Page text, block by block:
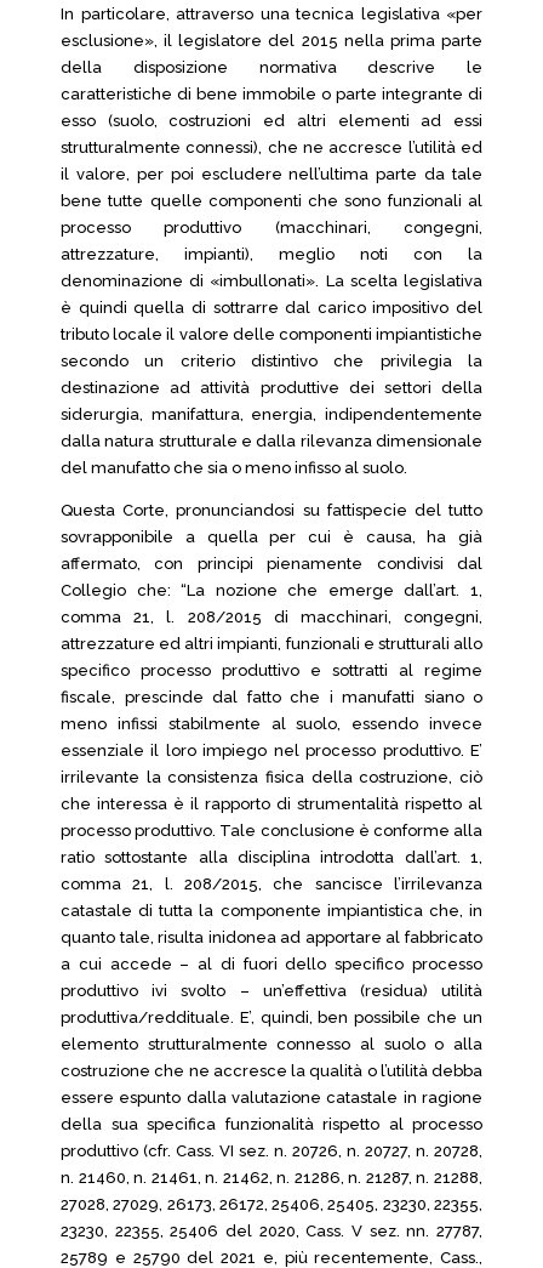
In particolare, attraverso una tecnica legislativa «per
esclusione», il legislatore del 2015 nella prima parte
della disposizione normativa descrive le
caratteristiche di bene immobile o parte integrante di
esso (suolo, costruzioni ed altri elementi ad essi
strutturalmente connessi), che ne accresce l’utilità ed
il valore, per poi escludere nell’ultima parte da tale
bene tutte quelle componenti che sono funzionali al
processo produttivo (macchinari, congegni,
attrezzature, impianti), meglio noti con la
denominazione di «imbullonati». La scelta legislativa
è quindi quella di sottrarre dal carico impositivo del
tributo locale il valore delle componenti impiantistiche
secondo un criterio distintivo che privilegia la
destinazione ad attività produttive dei settori della
siderurgia, manifattura, energia, indipendentemente
dalla natura strutturale e dalla rilevanza dimensionale
del manufatto che sia o meno infisso al suolo.
Questa Corte, pronunciandosi su fattispecie del tutto
sovrapponibile a quella per cui è causa, ha già
affermato, con principi pienamente condivisi dal
Collegio che: “La nozione che emerge dall’art. 1,
comma 21, l. 208/2015 di macchinari, congegni,
attrezzature ed altri impianti, funzionali e strutturali allo
specifico processo produttivo e sottratti al regime
fiscale, prescinde dal fatto che i manufatti siano o
meno infissi stabilmente al suolo, essendo invece
essenziale il loro impiego nel processo produttivo. E’
irrilevante la consistenza fisica della costruzione, ciò
che interessa è il rapporto di strumentalità rispetto al
processo produttivo. Tale conclusione è conforme alla
ratio sottostante alla disciplina introdotta dall’art. 1,
comma 21, l. 208/2015, che sancisce l’irrilevanza
catastale di tutta la componente impiantistica che, in
quanto tale, risulta inidonea ad apportare al fabbricato
a cui accede – al di fuori dello specifico processo
produttivo ivi svolto – un’effettiva (residua) utilità
produttiva/reddituale. E’, quindi, ben possibile che un
elemento strutturalmente connesso al suolo o alla
costruzione che ne accresce la qualità o l’utilità debba
essere espunto dalla valutazione catastale in ragione
della sua specifica funzionalità rispetto al processo
produttivo (cfr. Cass. VI sez. n. 20726, n. 20727, n. 20728,
n. 21460, n. 21461, n. 21462, n. 21286, n. 21287, n. 21288,
27028, 27029, 26173, 26172, 25406, 25405, 23230, 22355,
23230, 22355, 25406 del 2020, Cass. V sez. nn. 27787,
25789 e 25790 del 2021 e, più recentemente, Cass.,